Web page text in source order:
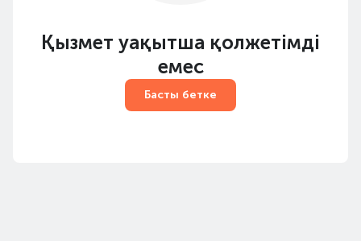
Қызмет уақытша қолжетімді
емес
Басты бетке